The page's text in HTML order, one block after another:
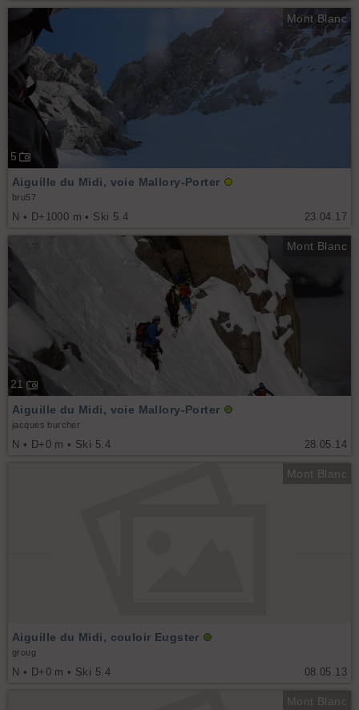
Mont Blanc
5
23.04.17
Aiguille du Midi, voie Mallory-Porter
bru57
N • D+1000 m • Ski 5.4
Mont Blanc
21
28.05.14
Aiguille du Midi, voie Mallory-Porter
jacques burcher
N • D+0 m • Ski 5.4
Mont Blanc
08.05.13
Aiguille du Midi, couloir Eugster
groug
N • D+0 m • Ski 5.4
Mont Blanc